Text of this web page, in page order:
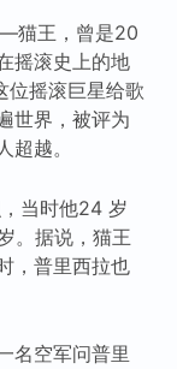
猫王，曾是20
摇滚史上的地
位摇滚巨星给歌
世界，被评为
越。
当时他24 岁
。据说，猫王
，普里西拉也
名空军问普里